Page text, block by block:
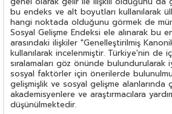
bu endeks ve alt boyutları kullanılarak
hangi noktada olduğunu görmek de
Sosyal Gelişme Endeksi ele alınarak bu
arasındaki ilişkiler "Genelleştirilmiş
kullanılarak incelenmiştir. Türkiye'nin de
sıralamaları göz önünde bulundurularak
sosyal faktörler için önerilerde
gelişmişlik ve sosyal gelişme alanlarında
akademisyenlere ve araştırmacılara
düşünülmektedir.